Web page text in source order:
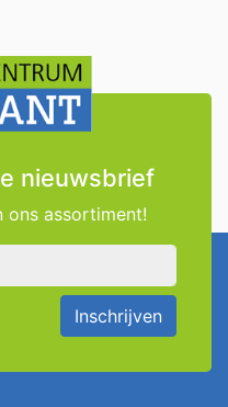
nieuwsbrief
ons assortiment!
Inschrijven